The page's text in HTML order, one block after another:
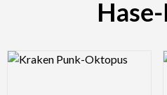
Logo Preview Image